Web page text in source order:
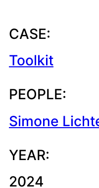
CASE:
Toolkit
PEOPLE:
Simone
YEAR:
2024